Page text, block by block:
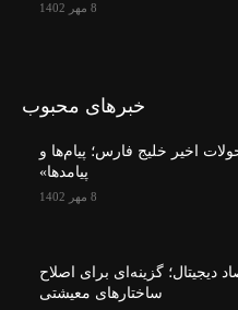
8 مهر 1402
خبرهای محبوب
اخیر خلیج فارس؛ پیام‌ها و
پیامدها»
8 مهر 1402
دیجیتال؛ گزینه‌ای برای اصلاح
ساختارهای معیشتی